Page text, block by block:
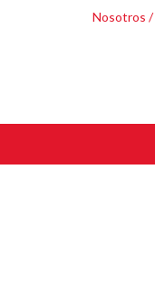
Nosotros /